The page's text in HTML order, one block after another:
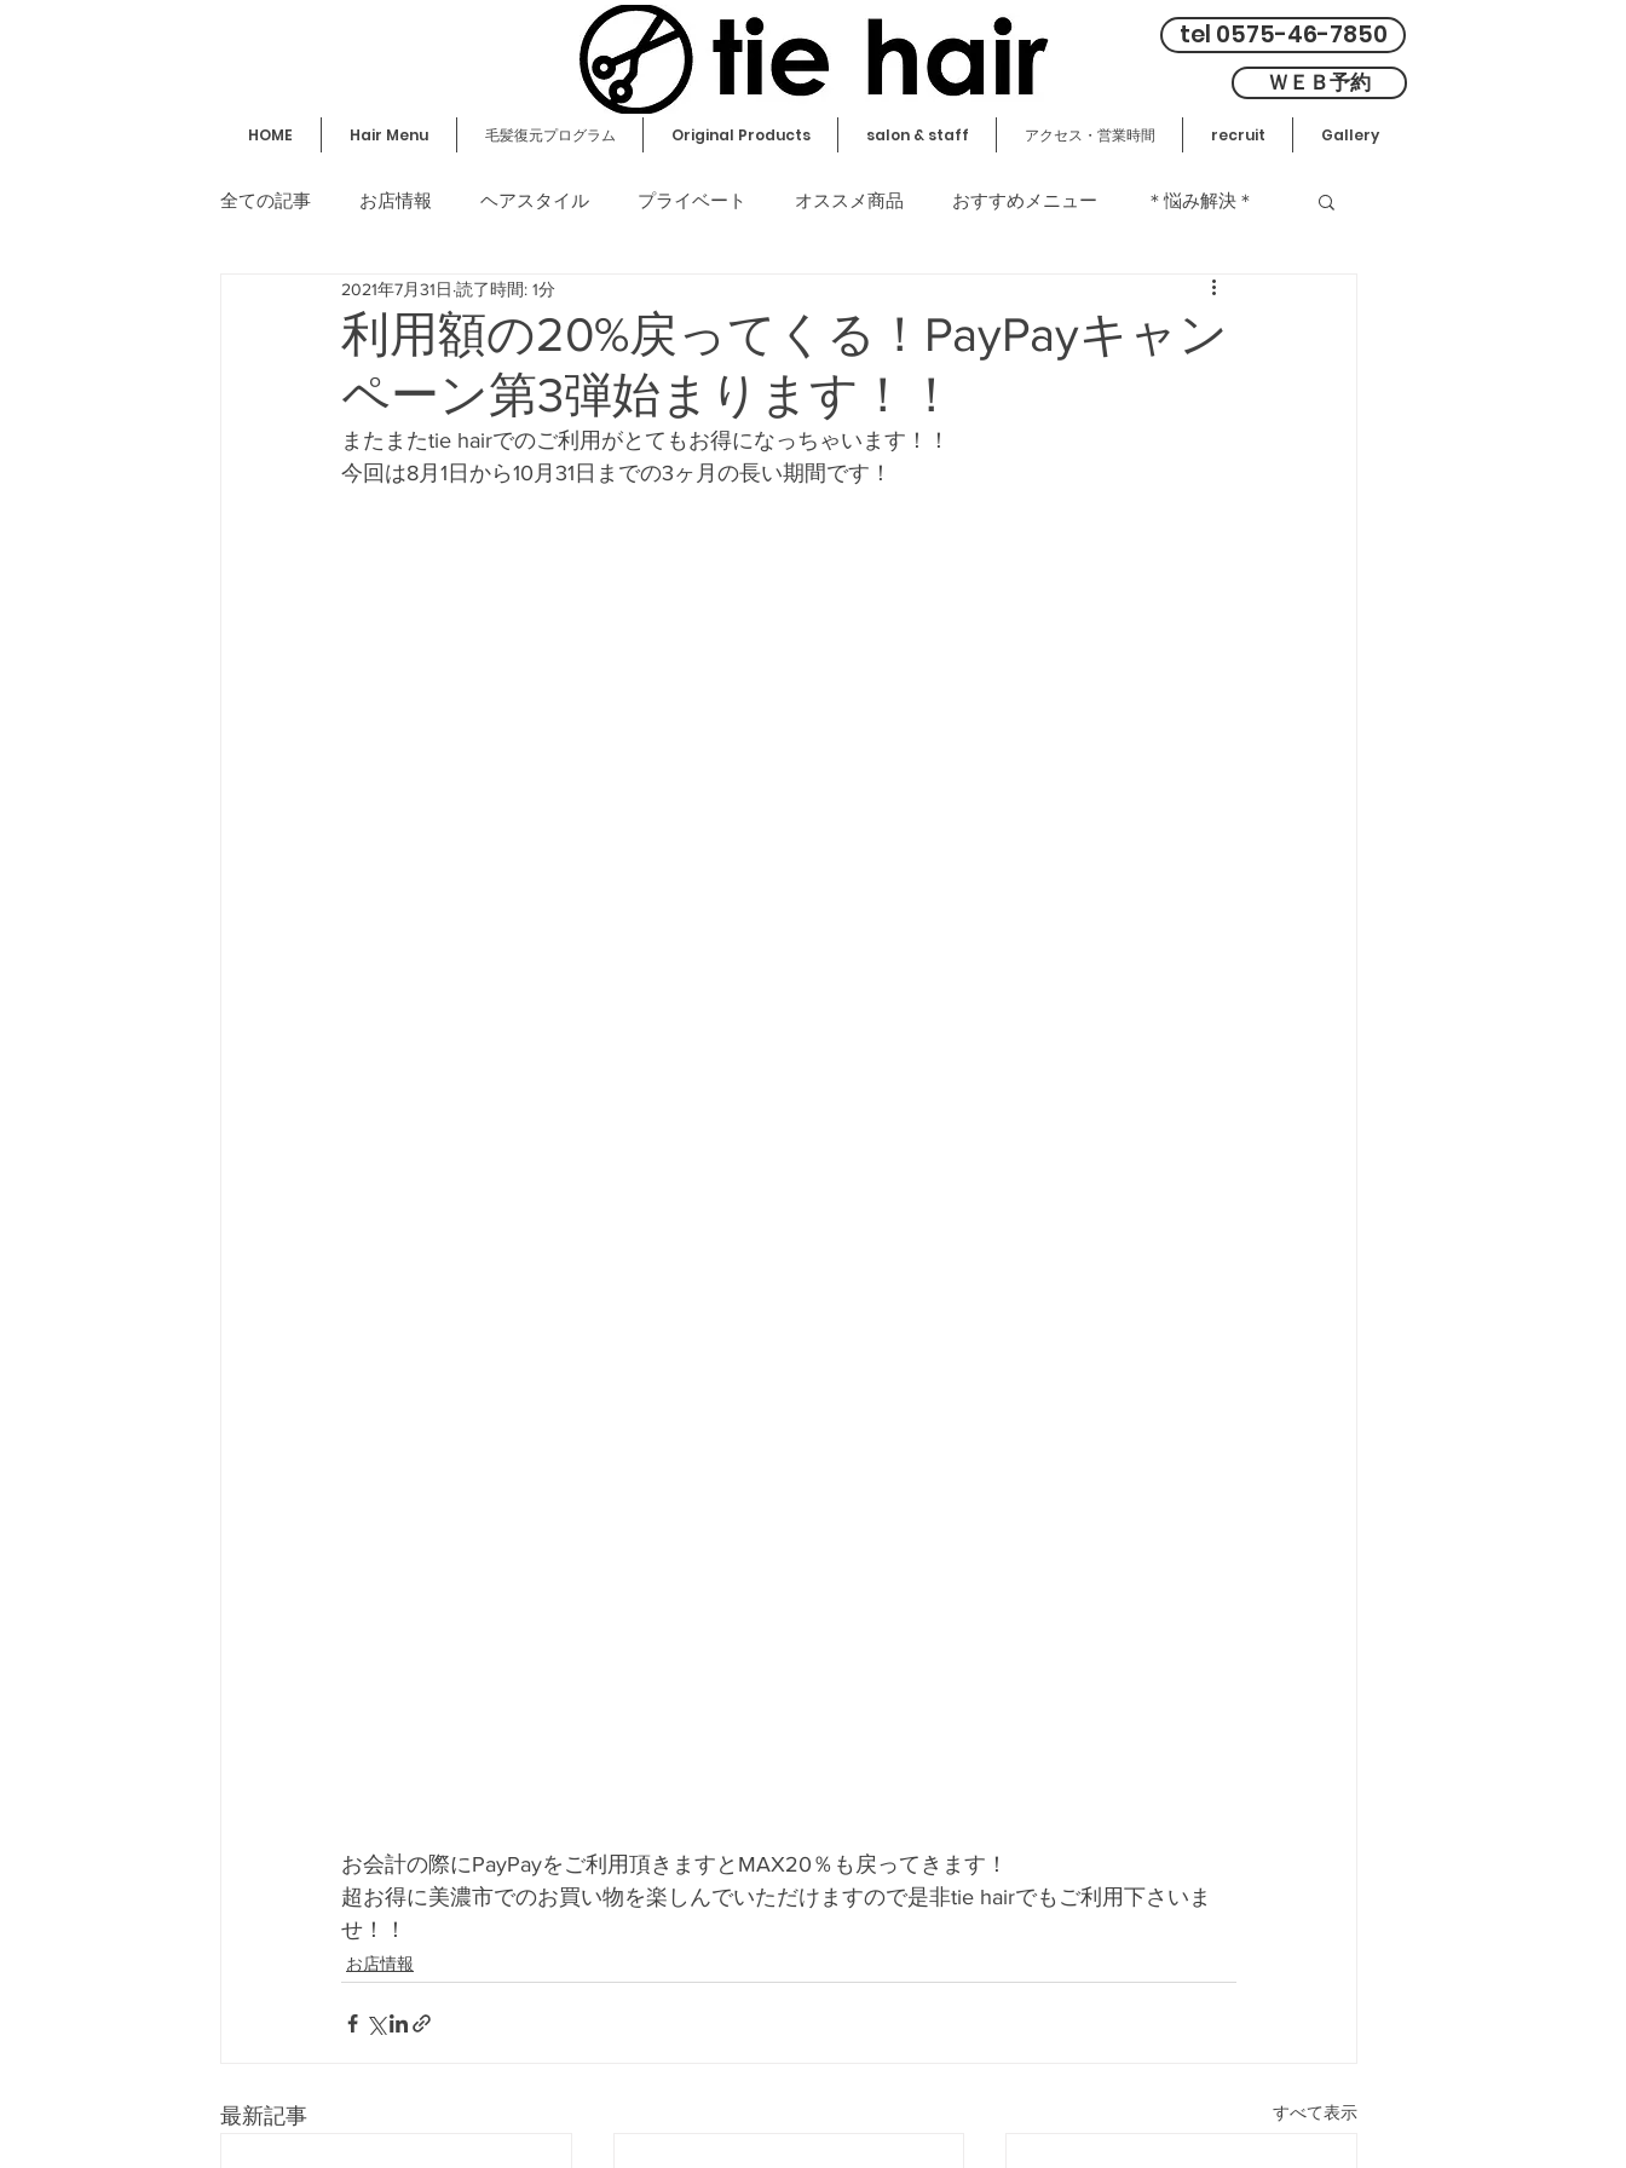
tel 0575-46-7850
ＷＥＢ予約
HOME Hair Menu 毛髪復元プログラム Original Products salon & staff アクセス・営業時間 recruit Gallery
全ての記事 お店情報 ヘアスタイル プライベート オススメ商品 おすすめメニュー ＊悩み解決＊
講習／セミナー 美容情報
利用額の20%戻ってくる！PayPayキャン
ペーン第3弾始まります！！
2021年7月31日 読了時間: 1分
またまたtie hairでのご利用がとてもお得になっちゃいます！！
今回は8月1日から10月31日までの3ヶ月の長い期間です！
お会計の際にPayPayをご利用頂きますとMAX20％も戻ってきます！
超お得に美濃市でのお買い物を楽しんでいただけますので是非tie hairでもご利用下さいま
せ！！
お店情報
最新記事 すべて表示